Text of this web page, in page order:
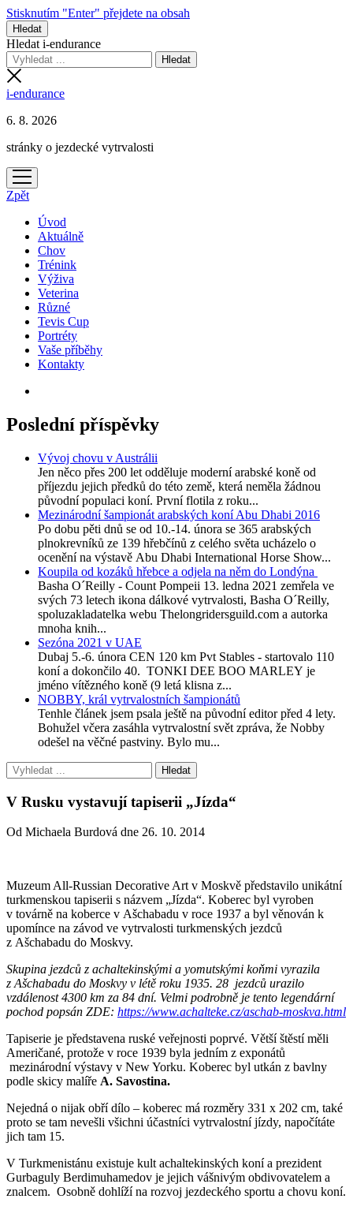
Stisknutím "Enter" přejdete na obsah
Hledat
Hledat i-endurance
i-endurance
6. 8. 2026
stránky o jezdecké vytrvalosti
otevřít
menu
Zpět
Úvod
Aktuálně
Chov
Trénink
Výživa
Veterina
Různé
Tevis Cup
Portréty
Vaše příběhy
Kontakty
Poslední příspěvky
Vývoj chovu v Austrálii
Jen něco přes 200 let odděluje moderní arabské koně od
příjezdu jejich předků do této země, která neměla žádnou
původní populaci koní. První flotila z roku...
Mezinárodní šampionát arabských koní Abu Dhabi 2016
Po dobu pěti dnů se od 10.-14. února se 365 arabských
plnokrevníků ze 139 hřebčínů z celého světa ucházelo o
ocenění na výstavě Abu Dhabi International Horse Show...
Koupila od kozáků hřebce a odjela na něm do Londýna
Basha O´Reilly - Count Pompeii 13. ledna 2021 zemřela ve
svých 73 letech ikona dálkové vytrvalosti, Basha O´Reilly,
spoluzakladatelka webu Thelongridersguild.com a autorka
mnoha knih...
Sezóna 2021 v UAE
Dubaj 5.-6. února CEN 120 km Pvt Stables - startovalo 110
koní a dokončilo 40. TONKI DEE BOO MARLEY je
jméno vítězného koně (9 letá klisna z...
NOBBY, král vytrvalostních šampionátů
Tenhle článek jsem psala ještě na původní editor před 4 lety.
Bohužel včera zasáhla vytrvalostní svět zpráva, že Nobby
odešel na věčné pastviny. Bylo mu...
V Rusku vystavují tapiserii „Jízda“
Od Michaela Burdová dne 26. 10. 2014
Muzeum All-Russian Decorative Art v Moskvě představilo unikátní
turkmenskou tapiserii s názvem „Jízda“. Koberec byl vyroben
v továrně na koberce v Ašchabadu v roce 1937 a byl věnován k
upomínce na závod ve vytrvalosti turkmenských jezdců
z Ašchabadu do Moskvy.
Skupina jezdců z achaltekinskými a yomutskými koňmi vyrazila
z Ašchabadu do Moskvy v létě roku 1935. 28 jezdců urazilo
vzdálenost 4300 km za 84 dní. Velmi podrobně je tento legendární
pochod popsán ZDE: https://www.achalteke.cz/aschab-moskva.html
Tapiserie je představena ruské veřejnosti poprvé. Větší štěstí měli
Američané, protože v roce 1939 byla jedním z exponátů
mezinárodní výstavy v New Yorku. Koberec byl utkán z bavlny
podle skicy malíře A. Savostina.
Nejedná o nijak obří dílo – koberec má rozměry 331 x 202 cm, také
proto se tam nevešli všichni účastníci vytrvalostní jízdy, napočítáte
jich tam 15.
V Turkmenistánu existuje kult achaltekinských koní a prezident
Gurbaguly Berdimuhamedov je jejich vášnivým obdivovatelem a
znalcem. Osobně dohlíží na rozvoj jezdeckého sportu a chovu koní.